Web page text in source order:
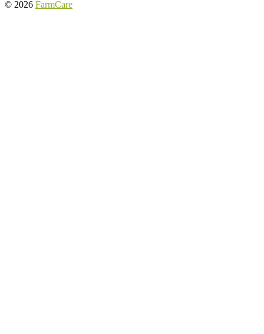
© 2026 FarmCare